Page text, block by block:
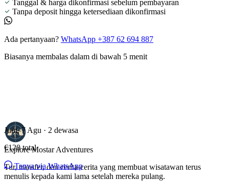
Tanggal & harga dikonfirmasi sebelum pembayaran
Tanpa deposit hingga ketersediaan dikonfirmasi
Ada pertanyaan? WhatsApp +387 62 694 887
Biasanya membalas dalam di bawah 5 menit
Jum, 7 Agu · 2 dewasa
€120 total
Tanya via WhatsApp
Explore MostarAdventures
Tur, transfer, dan cerita-cerita yang membuat wisatawan terus
menulis kepada kami lama setelah mereka pulang.